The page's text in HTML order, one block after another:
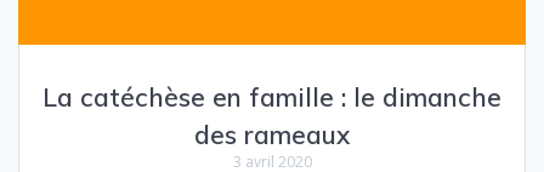
La catéchèse en famille : le dimanche
des rameaux
3 avril 2020